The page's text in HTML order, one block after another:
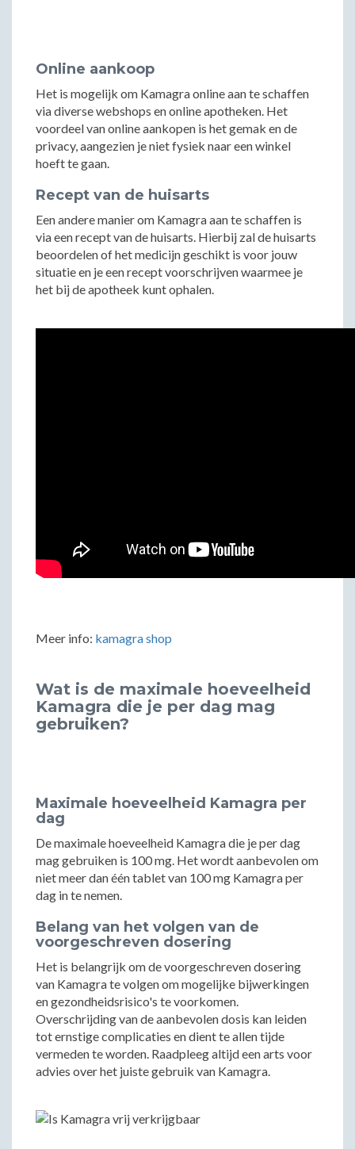
Online aankoop
Het is mogelijk om Kamagra online aan te schaffen
via diverse webshops en online apotheken. Het
voordeel van online aankopen is het gemak en de
privacy, aangezien je niet fysiek naar een winkel
hoeft te gaan.
Recept van de huisarts
Een andere manier om Kamagra aan te schaffen is
via een recept van de huisarts. Hierbij zal de huisarts
beoordelen of het medicijn geschikt is voor jouw
situatie en je een recept voorschrijven waarmee je
het bij de apotheek kunt ophalen.
Meer info: kamagra shop
Wat is de maximale hoeveelheid
Kamagra die je per dag mag
gebruiken?
Maximale hoeveelheid Kamagra per
dag
De maximale hoeveelheid Kamagra die je per dag
mag gebruiken is 100 mg. Het wordt aanbevolen om
niet meer dan één tablet van 100 mg Kamagra per
dag in te nemen.
Belang van het volgen van de
voorgeschreven dosering
Het is belangrijk om de voorgeschreven dosering
van Kamagra te volgen om mogelijke bijwerkingen
en gezondheidsrisico's te voorkomen.
Overschrijding van de aanbevolen dosis kan leiden
tot ernstige complicaties en dient te allen tijde
vermeden te worden. Raadpleeg altijd een arts voor
advies over het juiste gebruik van Kamagra.